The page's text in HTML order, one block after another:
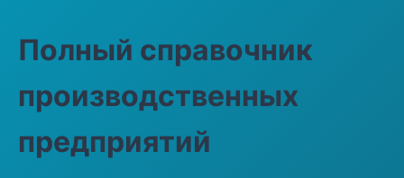
Полный справочник
производственных
предприятий